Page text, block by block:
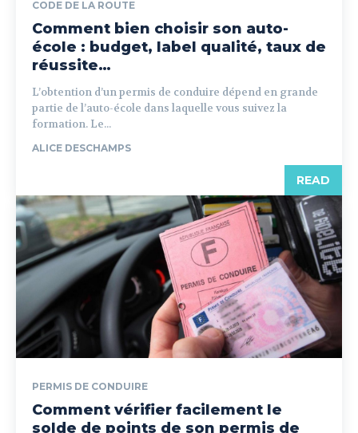
CODE DE LA ROUTE
Comment bien choisir son auto-
école : budget, label qualité, taux de
réussite…
L’obtention d’un permis de conduire dépend en grande
partie de l’auto-école dans laquelle vous suivez la
formation. Le...
ALICE DESCHAMPS
READ
PERMIS DE CONDUIRE
Comment vérifier facilement le
solde de points de son permis de